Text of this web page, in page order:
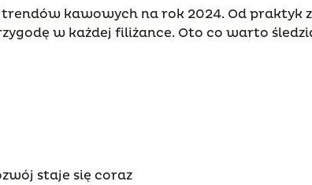
kawowych na rok 2024. Od
w każdej filiżance. Oto co warto
staje się coraz